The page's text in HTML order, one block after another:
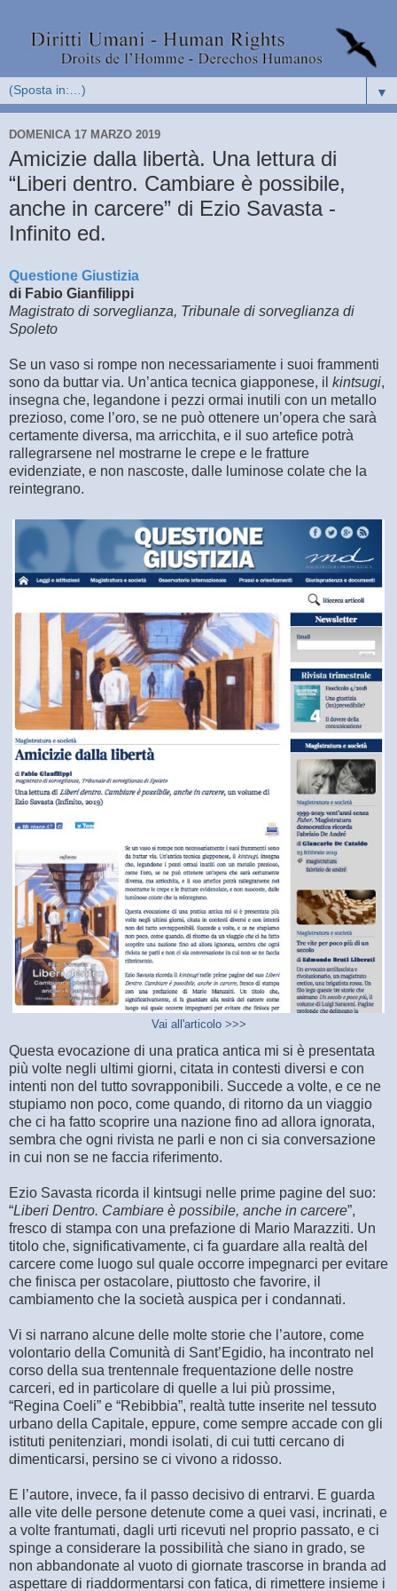
▼
DOMENICA 17 MARZO 2019
Amicizie dalla libertà. Una lettura di
“Liberi dentro. Cambiare è possibile,
anche in carcere” di Ezio Savasta -
Infinito ed.
Questione Giustizia
di Fabio Gianfilippi
Magistrato di sorveglianza, Tribunale di sorveglianza di
Spoleto
Se un vaso si rompe non necessariamente i suoi frammenti
sono da buttar via. Un’antica tecnica giapponese, il kintsugi,
insegna che, legandone i pezzi ormai inutili con un metallo
prezioso, come l’oro, se ne può ottenere un’opera che sarà
certamente diversa, ma arricchita, e il suo artefice potrà
rallegrarsene nel mostrarne le crepe e le fratture
evidenziate, e non nascoste, dalle luminose colate che la
reintegrano.
Vai all'articolo >>>
Questa evocazione di una pratica antica mi si è presentata
più volte negli ultimi giorni, citata in contesti diversi e con
intenti non del tutto sovrapponibili. Succede a volte, e ce ne
stupiamo non poco, come quando, di ritorno da un viaggio
che ci ha fatto scoprire una nazione fino ad allora ignorata,
sembra che ogni rivista ne parli e non ci sia conversazione
in cui non se ne faccia riferimento.
Ezio Savasta ricorda il kintsugi nelle prime pagine del suo:
“Liberi Dentro. Cambiare è possibile, anche in carcere”,
fresco di stampa con una prefazione di Mario Marazziti. Un
titolo che, significativamente, ci fa guardare alla realtà del
carcere come luogo sul quale occorre impegnarci per evitare
che finisca per ostacolare, piuttosto che favorire, il
cambiamento che la società auspica per i condannati.
Vi si narrano alcune delle molte storie che l’autore, come
volontario della Comunità di Sant’Egidio, ha incontrato nel
corso della sua trentennale frequentazione delle nostre
carceri, ed in particolare di quelle a lui più prossime,
“Regina Coeli” e “Rebibbia”, realtà tutte inserite nel tessuto
urbano della Capitale, eppure, come sempre accade con gli
istituti penitenziari, mondi isolati, di cui tutti cercano di
dimenticarsi, persino se ci vivono a ridosso.
E l’autore, invece, fa il passo decisivo di entrarvi. E guarda
alle vite delle persone detenute come a quei vasi, incrinati, e
a volte frantumati, dagli urti ricevuti nel proprio passato, e ci
spinge a considerare la possibilità che siano in grado, se
non abbandonate al vuoto di giornate trascorse in branda ad
aspettare di riaddormentarsi con fatica, di rimettere insieme i